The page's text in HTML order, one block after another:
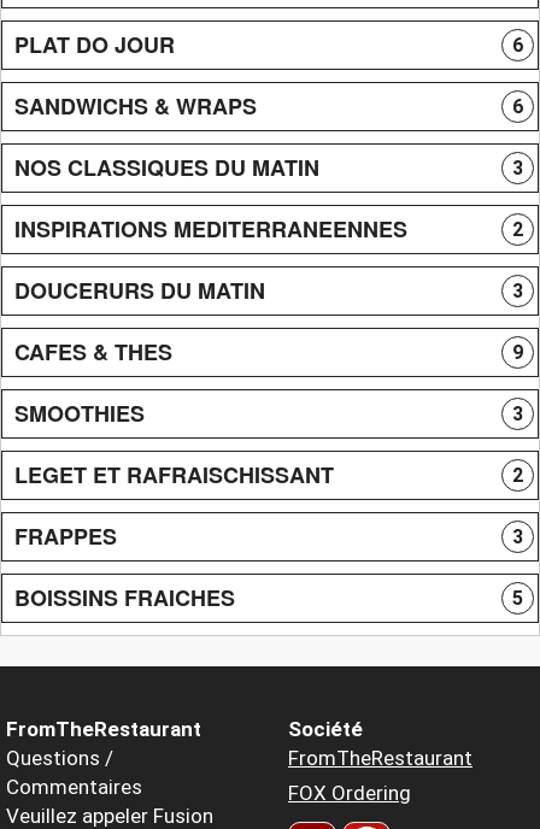
PLAT DO JOUR 6
SANDWICHS & WRAPS 6
NOS CLASSIQUES DU MATIN 3
INSPIRATIONS MEDITERRANEENNES 2
DOUCERURS DU MATIN 3
CAFES & THES 9
SMOOTHIES 3
LEGET ET RAFRAISCHISSANT 2
FRAPPES 3
BOISSINS FRAICHES 5
FromTheRestaurant
Questions /
Commentaires
Veuillez appeler Fusion
Société
FromTheRestaurant
FOX Ordering